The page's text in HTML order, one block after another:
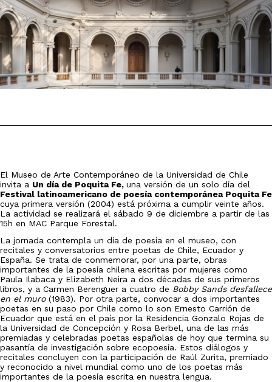
El Museo de Arte Contemporáneo de la Universidad de Chile
invita a Un día de Poquita Fe, una versión de un solo día del
Festival latinoamericano de poesía contemporánea Poquita Fe
cuya primera versión (2004) está próxima a cumplir veinte años.
La actividad se realizará el sábado 9 de diciembre a partir de las
15h en MAC Parque Forestal.
La jornada contempla un día de poesía en el museo, con
recitales y conversatorios entre poetas de Chile, Ecuador y
España. Se trata de conmemorar, por una parte, obras
importantes de la poesía chilena escritas por mujeres como
Paula Ilabaca y Elizabeth Neira a dos décadas de sus primeros
libros, y a Carmen Berenguer a cuatro de Bobby Sands desfallece
en el muro(1983). Por otra parte, convocar a dos importantes
poetas en su paso por Chile como lo son Ernesto Carrión de
Ecuador que está en el país por la Residencia Gonzalo Rojas de
la Universidad de Concepción y Rosa Berbel, una de las más
premiadas y celebradas poetas españolas de hoy que termina su
pasantía de investigación sobre ecopoesía. Estos diálogos y
recitales concluyen con la participación de Raúl Zurita, premiado
y reconocido a nivel mundial como uno de los poetas más
importantes de la poesía escrita en nuestra lengua.